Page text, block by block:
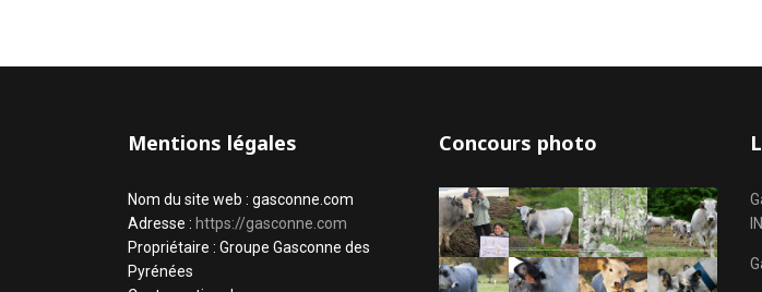
Mentions légales
Nom du site web : gasconne.com
Adresse : https://gasconne.com
Propriétaire : Groupe Gasconne des
Pyrénées
Concours photo